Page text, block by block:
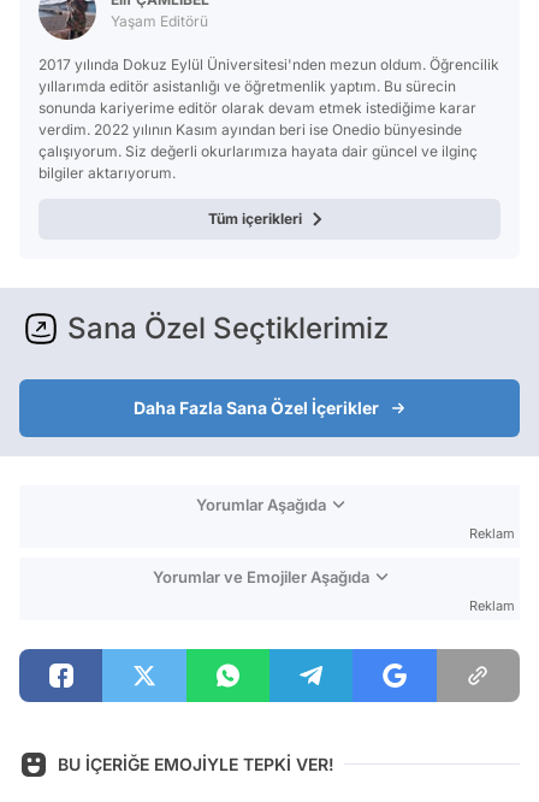
Yaşam Editörü
2017 yılında Dokuz Eylül Üniversitesi'nden mezun oldum. Öğrencilik
yıllarımda editör asistanlığı ve öğretmenlik yaptım. Bu sürecin
sonunda kariyerime editör olarak devam etmek istediğime karar
verdim. 2022 yılının Kasım ayından beri ise Onedio bünyesinde
çalışıyorum. Siz değerli okurlarımıza hayata dair güncel ve ilginç
bilgiler aktarıyorum.
Tüm içerikleri
Sana Özel Seçtiklerimiz
Daha Fazla Sana Özel İçerikler
Yorumlar Aşağıda
Reklam
Yorumlar ve Emojiler Aşağıda
Reklam
BU İÇERİĞE EMOJİYLE TEPKİ VER!